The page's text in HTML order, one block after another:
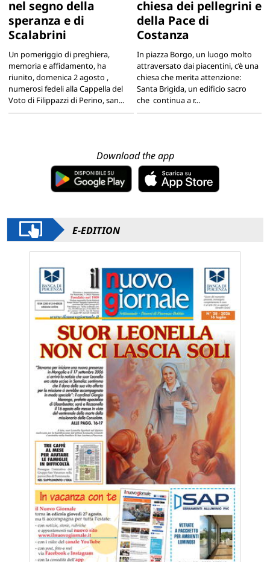
nel segno della
speranza e di
Scalabrini
Un pomeriggio di preghiera,
memoria e affidamento, ha
riunito, domenica 2 agosto ,
numerosi fedeli alla Cappella del
Voto di Filippazzi di Perino, san...
chiesa dei pellegrini e
della Pace di
Costanza
In piazza Borgo, un luogo molto
attraversato dai piacentini, c’è una
chiesa che merita attenzione:
Santa Brigida, un edificio sacro
che continua a r...
Download the app
E-EDITION